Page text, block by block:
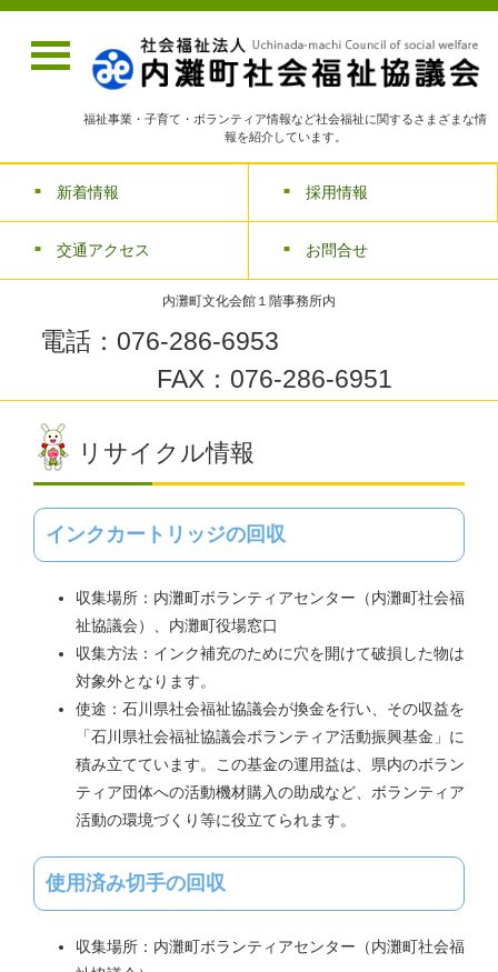
福祉事業・子育て・ボランティア情報など社会福祉に関するさまざまな情
報を紹介しています。
新着情報 採用情報
交通アクセス お問合せ
内灘町文化会館１階事務所内
電話：076-286-6953
FAX：076-286-6951
リサイクル情報
インクカートリッジの回収
収集場所：内灘町ボランティアセンター（内灘町社会福
祉協議会）、内灘町役場窓口
収集方法：インク補充のために穴を開けて破損した物は
対象外となります。
使途：石川県社会福祉協議会が換金を行い、その収益を
「石川県社会福祉協議会ボランティア活動振興基金」に
積み立てています。この基金の運用益は、県内のボラン
ティア団体への活動機材購入の助成など、ボランティア
活動の環境づくり等に役立てられます。
使用済み切手の回収
収集場所：内灘町ボランティアセンター（内灘町社会福